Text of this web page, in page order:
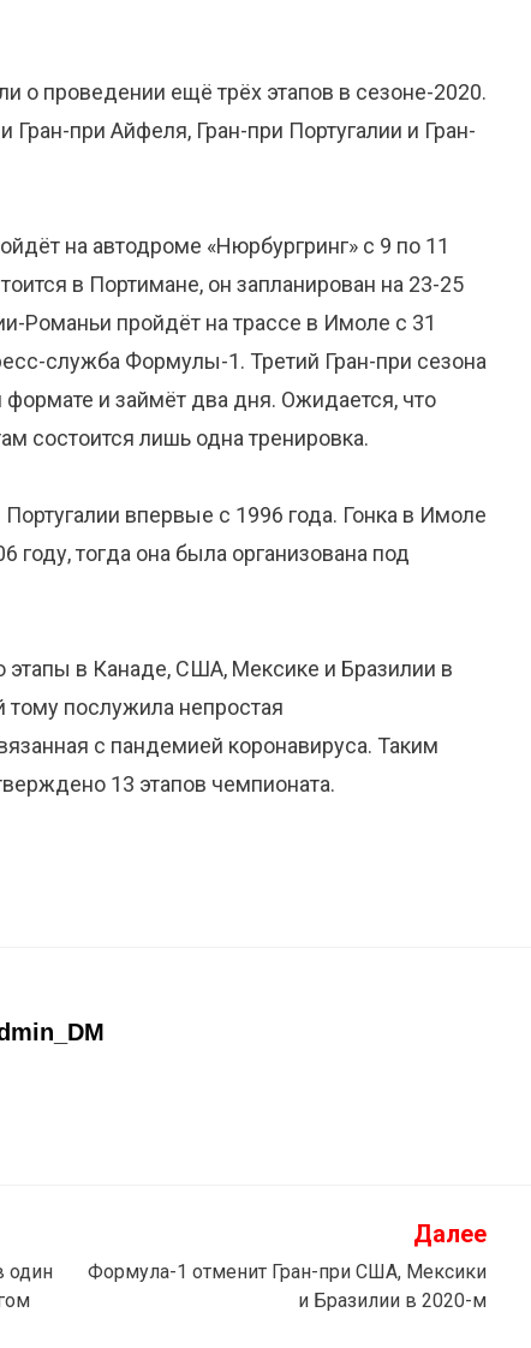
о проведении ещё трёх этапов в сезоне-2020.
Гран-при Айфеля, Гран-при Португалии и Гран-
на автодроме «Нюрбургринг» с 9 по 11
в Портимане, он запланирован на 23-25
Романьи пройдёт на трассе в Имоле с 31
служба Формулы-1. Третий Гран-при сезона
и займёт два дня. Ожидается, что
состоится лишь одна тренировка.
впервые с 1996 года. Гонка в Имоле
году, тогда она была организована под
в Канаде, США, Мексике и Бразилии в
тому послужила непростая
с пандемией коронавируса. Таким
13 этапов чемпионата.
один
Далее
Формула-1 отменит Гран-при США, Мексики
и Бразилии в 2020-м